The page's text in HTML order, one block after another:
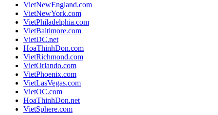
VietNewEngland.com
VietNewYork.com
VietPhiladelphia.com
VietBaltimore.com
VietDC.net
HoaThinhDon.com
VietRichmond.com
VietOrlando.com
VietPhoenix.com
VietLasVegas.com
VietOC.com
HoaThinhDon.net
VietSphere.com